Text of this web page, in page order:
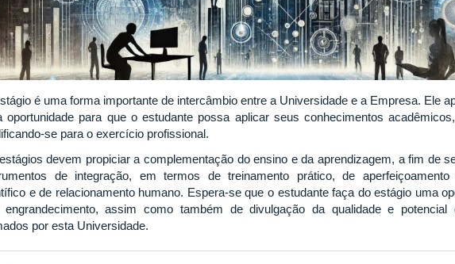
é uma forma importante de intercâmbio entre a Universidade e a Empresa. Ele
oportunidade para que o estudante possa aplicar seus conhecimentos
se para o exercício profissional.
devem propiciar a complementação do ensino e da aprendizagem, a fim de
de integração, em termos de treinamento prático, de aperfeiçoamento
e de relacionamento humano. Espera-se que o estudante faça do estágio uma
engrandecimento, assim como também de divulgação da qualidade e potencial
por esta Universidade.